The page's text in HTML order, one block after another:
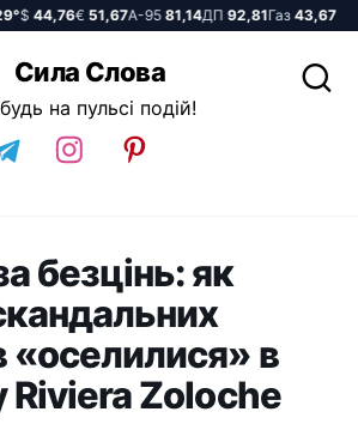
44,76€51,67А-9581,14ДП92,81Газ43,67 ☁️
Сила Слова
на пульсі подій!
безцінь: як
«оселилися» в
Riviera Zoloche